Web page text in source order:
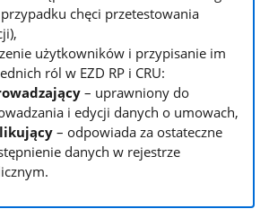
przypadku chęci przetestowania
użytkowników i przypisanie im
ról w EZD RP i CRU:
– uprawniony do
i edycji danych o umowach,
– odpowiada za ostateczne
danych w rejestrze